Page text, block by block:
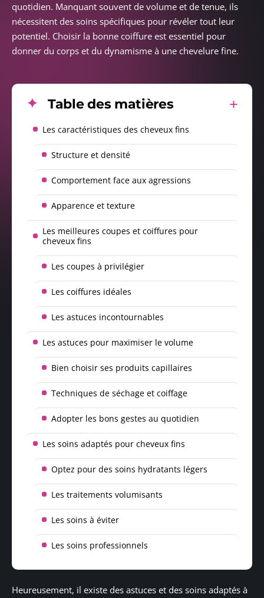
quotidien. Manquant souvent de volume et de tenue, ils
nécessitent des soins spécifiques pour révéler tout leur
potentiel. Choisir la bonne coiffure est essentiel pour
donner du corps et du dynamisme à une chevelure fine.
Table des matières
Les caractéristiques des cheveux fins
Structure et densité
Comportement face aux agressions
Apparence et texture
Les meilleures coupes et coiffures pour
cheveux fins
Les coupes à privilégier
Les coiffures idéales
Les astuces incontournables
Les astuces pour maximiser le volume
Bien choisir ses produits capillaires
Techniques de séchage et coiffage
Adopter les bons gestes au quotidien
Les soins adaptés pour cheveux fins
Optez pour des soins hydratants légers
Les traitements volumisants
Les soins à éviter
Les soins professionnels
Heureusement, il existe des astuces et des soins adaptés à